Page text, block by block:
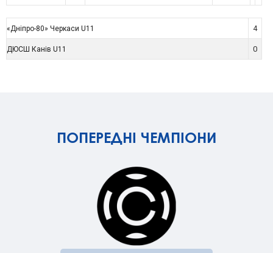
«Дніпро-80» Черкаси U11 4
ДЮСШ Канів U11 0
ПОПЕРЕДНІ ЧЕМПІОНИ